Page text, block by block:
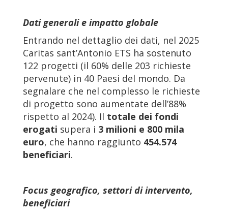
Dati generali e impatto globale
Entrando nel dettaglio dei dati, nel 2025
Caritas sant’Antonio ETS ha sostenuto
122 progetti (il 60% delle 203 richieste
pervenute) in 40 Paesi del mondo. Da
segnalare che nel complesso le richieste
di progetto sono aumentate dell’88%
rispetto al 2024). Il totale dei fondi
erogati supera i 3 milioni e 800 mila
euro, che hanno raggiunto 454.574
beneficiari.
Focus geografico, settori di intervento,
beneficiari